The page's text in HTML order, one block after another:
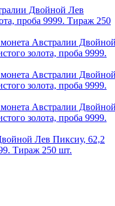
Лев Пиксиу, 62,2
Тираж 250 шт.